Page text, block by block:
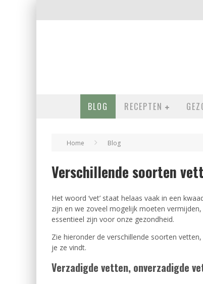
BLOG RECEPTEN
Home Blog
Verschillende soorten
Het woord ‘vet’ staat helaas vaak in een
zijn en we zoveel mogelijk moeten
essentieel zijn voor onze gezondheid.
Zie hieronder de verschillende soorten
je ze vindt.
Verzadigde vetten, onverzadigde